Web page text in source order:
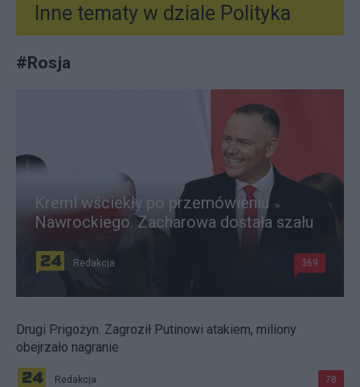
Inne tematy w dziale Polityka
#Rosja
Kreml wściekły po przemówieniu
Nawrockiego. Zacharowa dostała szału
Redakcja 369
Drugi Prigożyn. Zagroził Putinowi atakiem, miliony
obejrzało nagranie
Redakcja 78